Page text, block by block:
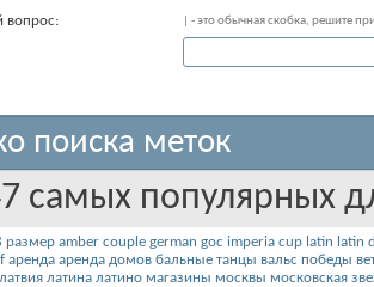
вопрос: | - это обычная скобка, решите
поиска меток
самых популярных
размер amber couple german goc imperia cup latin latin
аренда аренда домов бальные танцы вальс победы
латвия латина латино магазины москвы московская